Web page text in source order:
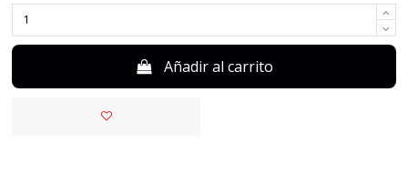
Añadir al carrito